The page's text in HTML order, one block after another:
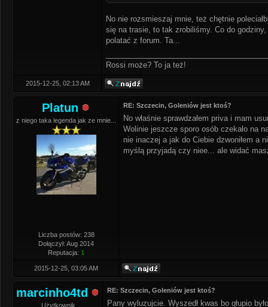
No nie rozsmieszaj mnie, też chętnie
się na trasie, to tak zrobiliśmy. Co do
polatać z forum. Ta...
Rossi może? To ja też!
2015-12-25, 02:13 AM
Platun
z niego taka legenda jak ze mnie...
Liczba postów: 238
Dołączył: Aug 2014
Reputacja: 1
RE: Szczecin, Goleniów jest ktoś?
No właśnie sprawdzałem priva i mam
Wolinie jeszcze sporo osób czekało na
nie inaczej a jak do Ciebie dzwoniłem a
myślą przyjadą czy niee... ale widać
2015-12-25, 03:05 AM
marcinho4td
Użytkownik
RE: Szczecin, Goleniów jest ktoś?
Pany wyluzujcie. Wyszedł kwas bo głupio